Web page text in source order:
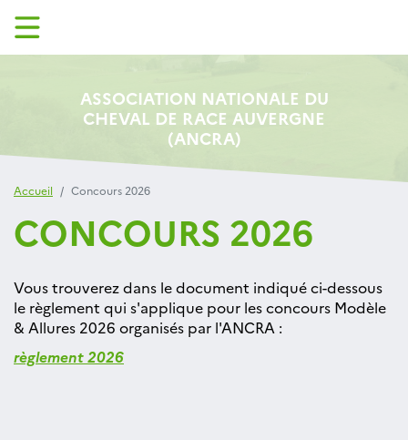
ASSOCIATION NATIONALE DU
CHEVAL DE RACE AUVERGNE
(ANCRA)
Accueil Concours 2026
CONCOURS 2026
Vous trouverez dans le document indiqué ci-dessous
le règlement qui s'applique pour les concours Modèle
& Allures 2026 organisés par l'ANCRA :
règlement 2026